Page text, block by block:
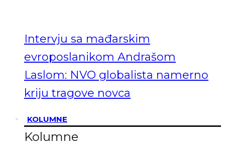
Intervju sa mađarskim
evroposlanikom Andrašom
Laslom: NVO globalista namerno
kriju tragove novca
KOLUMNE
Kolumne